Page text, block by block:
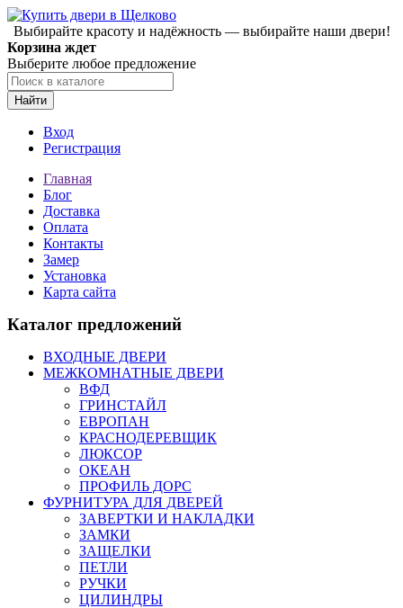
Выбирайте красоту и надёжность — выбирайте наши двери!
Корзина ждет
Выберите любое предложение
Найти
Вход
Регистрация
Главная
Блог
Доставка
Оплата
Контакты
Замер
Установка
Карта сайта
Каталог предложений
ВХОДНЫЕ ДВЕРИ
МЕЖКОМНАТНЫЕ ДВЕРИ
ВФД
ГРИНСТАЙЛ
ЕВРОПАН
КРАСНОДЕРЕВЩИК
ЛЮКСОР
ОКЕАН
ПРОФИЛЬ ДОРС
ФУРНИТУРА ДЛЯ ДВЕРЕЙ
ЗАВЕРТКИ И НАКЛАДКИ
ЗАМКИ
ЗАЩЕЛКИ
ПЕТЛИ
РУЧКИ
ЦИЛИНДРЫ